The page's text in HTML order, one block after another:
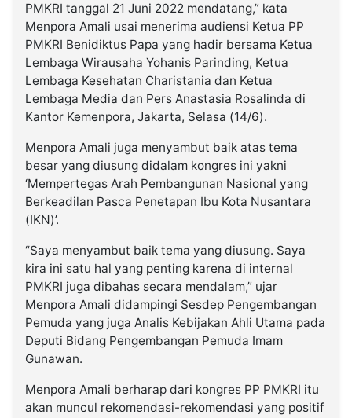
PMKRI tanggal 21 Juni 2022 mendatang,” kata
Menpora Amali usai menerima audiensi Ketua PP
PMKRI Benidiktus Papa yang hadir bersama Ketua
Lembaga Wirausaha Yohanis Parinding, Ketua
Lembaga Kesehatan Charistania dan Ketua
Lembaga Media dan Pers Anastasia Rosalinda di
Kantor Kemenpora, Jakarta, Selasa (14/6).
Menpora Amali juga menyambut baik atas tema
besar yang diusung didalam kongres ini yakni
‘Mempertegas Arah Pembangunan Nasional yang
Berkeadilan Pasca Penetapan Ibu Kota Nusantara
(IKN)’.
“Saya menyambut baik tema yang diusung. Saya
kira ini satu hal yang penting karena di internal
PMKRI juga dibahas secara mendalam,” ujar
Menpora Amali didampingi Sesdep Pengembangan
Pemuda yang juga Analis Kebijakan Ahli Utama pada
Deputi Bidang Pengembangan Pemuda Imam
Gunawan.
Menpora Amali berharap dari kongres PP PMKRI itu
akan muncul rekomendasi-rekomendasi yang positif